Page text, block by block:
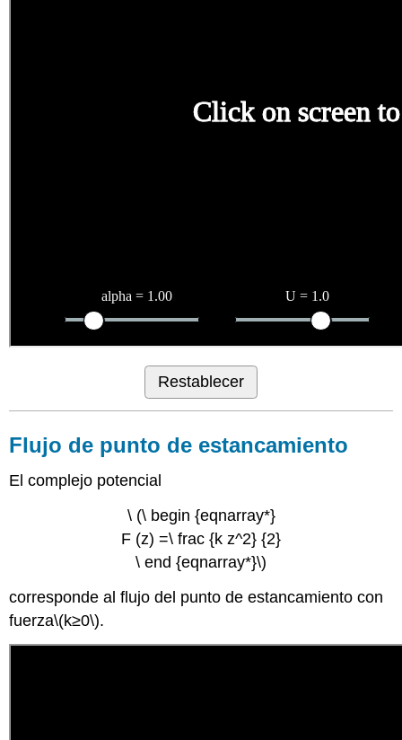
Restablecer
Flujo de punto de estancamiento
El complejo potencial
\ (\ begin {eqnarray*}
F (z) =\ frac {k z^2} {2}
\ end {eqnarray*}\)
corresponde al flujo del punto de estancamiento con
fuerza\(k≥0\).